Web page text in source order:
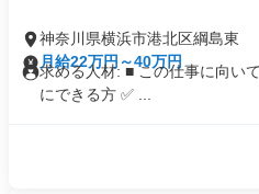
神奈川県横浜市港北区綱島東
月給22万円～40万円
求める人材: ■ この仕事に向い
にできる方 ✅ ...